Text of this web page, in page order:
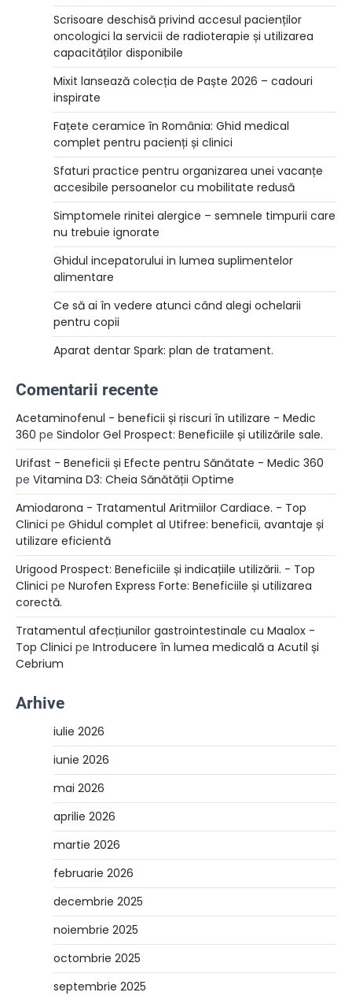
Scrisoare deschisă privind accesul pacienților
oncologici la servicii de radioterapie și utilizarea
capacităților disponibile
Mixit lansează colecția de Paște 2026 – cadouri
inspirate
Fațete ceramice în România: Ghid medical
complet pentru pacienți și clinici
Sfaturi practice pentru organizarea unei vacanțe
accesibile persoanelor cu mobilitate redusă
Simptomele rinitei alergice – semnele timpurii care
nu trebuie ignorate
Ghidul incepatorului in lumea suplimentelor
alimentare
Ce să ai în vedere atunci când alegi ochelarii
pentru copii
Aparat dentar Spark: plan de tratament.
Comentarii recente
Acetaminofenul - beneficii și riscuri în utilizare - Medic
360 pe Sindolor Gel Prospect: Beneficiile și utilizările sale.
Urifast - Beneficii și Efecte pentru Sănătate - Medic 360
pe Vitamina D3: Cheia Sănătății Optime
Amiodarona - Tratamentul Aritmiilor Cardiace. - Top
Clinici pe Ghidul complet al Utifree: beneficii, avantaje și
utilizare eficientă
Urigood Prospect: Beneficiile și indicațiile utilizării. - Top
Clinici pe Nurofen Express Forte: Beneficiile și utilizarea
corectă.
Tratamentul afecțiunilor gastrointestinale cu Maalox -
Top Clinici pe Introducere în lumea medicală a Acutil și
Cebrium
Arhive
iulie 2026
iunie 2026
mai 2026
aprilie 2026
martie 2026
februarie 2026
decembrie 2025
noiembrie 2025
octombrie 2025
septembrie 2025